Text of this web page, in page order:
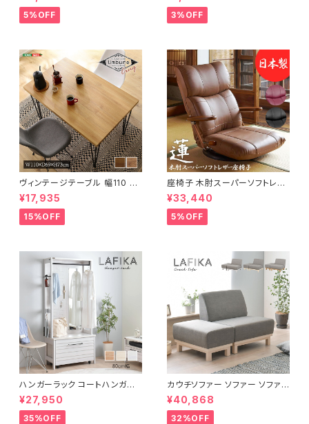
cm 完成品
5%OFF
開
3%OFF
ヴィンテージテーブル 幅110 ダ
イニングテーブル リビングテー
ブル サイドテーブル 新生活 模
様替え
¥17,935
15%OFF
座椅子 木肘スーパーソフトレザ
ー座椅子 リクライニング回転座
椅子 座椅子 父の日 敬老の日
プレゼント 完成品
¥33,440
5%OFF
ハンガーラック コートハンガー
ワードローブ フリーラック クロ
ーゼット 幅80 新生活 一人暮ら
し
¥27,950
35%OFF
カウチソファー ソファー ソファ
オットマン 1.5人掛 け新生活 一
人暮らし 完成品
¥40,868
32%OFF